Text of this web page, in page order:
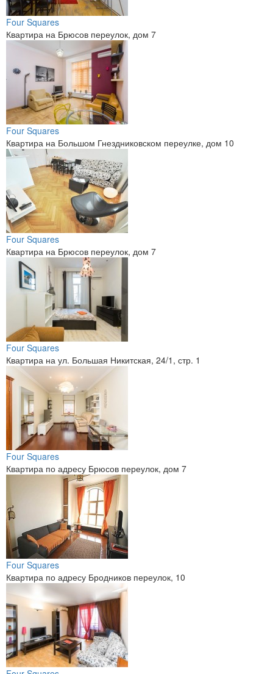
Four Squares
Квартира на Брюсов переулок, дом 7
Four Squares
Квартира на Большом Гнездниковском переулке, дом 10
Four Squares
Квартира на Брюсов переулок, дом 7
Four Squares
Квартира на ул. Большая Никитская, 24/1, стр. 1
Four Squares
Квартира по адресу Брюсов переулок, дом 7
Four Squares
Квартира по адресу Бродников переулок, 10